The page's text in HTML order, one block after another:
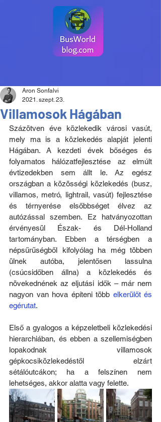
Villamosok Hágában
Aron Sonfalvi
2021. szept. 23.
Százötven éve közlekedik városi vasút,
mely ma is a közlekedés alapját jelenti
Hágában. A kezdeti évek bőséges és
folyamatos hálózatfejlesztése az elmúlt
évtizedekben sem állt le. Az egész
országban a közösségi közlekedés (busz,
villamos, metró, lightrail, vasút) fejlesztése
és térnyerése elsőbbséget élvez az
autózással szemben. Ez hatványozottan
érvényesül Észak- és Dél-Holland
tartományban. Ebben a térségben a
népsűrűségből kifolyólag ha még többen
ülnek autóba, jelentősen lassulna
(csúcsidőben állna) a közlekedés és
növekednének az eljutási idők – már nem
nagyon van hova építeni több elkerülőt és
egérutat.
Első a gyalogos a képzeletbeli közlekedési
hierarchiában, és ebben a szellemiségben
lopakodnak  villamosok
gépkocsiközlekedéstől elzárt
sétálóutcákon; ha a felszínen nem
lehetséges, akkor alatta vagy felette.